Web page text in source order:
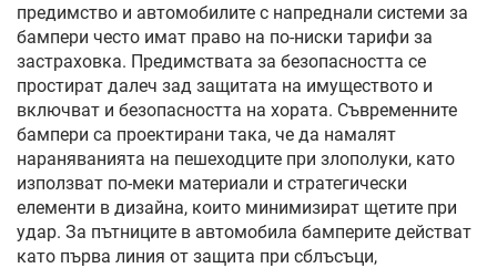
предимство и автомобилите с напреднали системи за
бампери често имат право на по-ниски тарифи за
застраховка. Предимствата за безопасността се
простират далеч зад защитата на имуществото и
включват и безопасността на хората. Съвременните
бампери са проектирани така, че да намалят
нараняванията на пешеходците при злополуки, като
използват по-меки материали и стратегически
елементи в дизайна, които минимизират щетите при
удар. За пътниците в автомобила бамперите действат
като първа линия от защита при сблъсъци,